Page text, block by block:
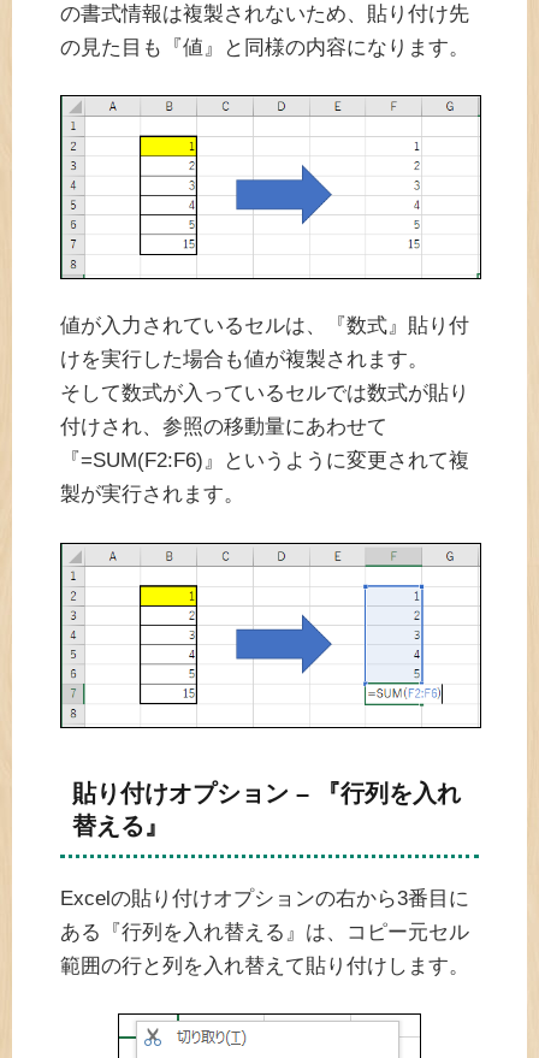
の書式情報は複製されないため、貼り付け先
の見た目も『値』と同様の内容になります。
値が入力されているセルは、『数式』貼り付
けを実行した場合も値が複製されます。
そして数式が入っているセルでは数式が貼り
付けされ、参照の移動量にあわせて
『=SUM(F2:F6)』というように変更されて複
製が実行されます。
貼り付けオプション – 『行列を入れ
替える』
Excelの貼り付けオプションの右から3番目に
ある『行列を入れ替える』は、コピー元セル
範囲の行と列を入れ替えて貼り付けします。